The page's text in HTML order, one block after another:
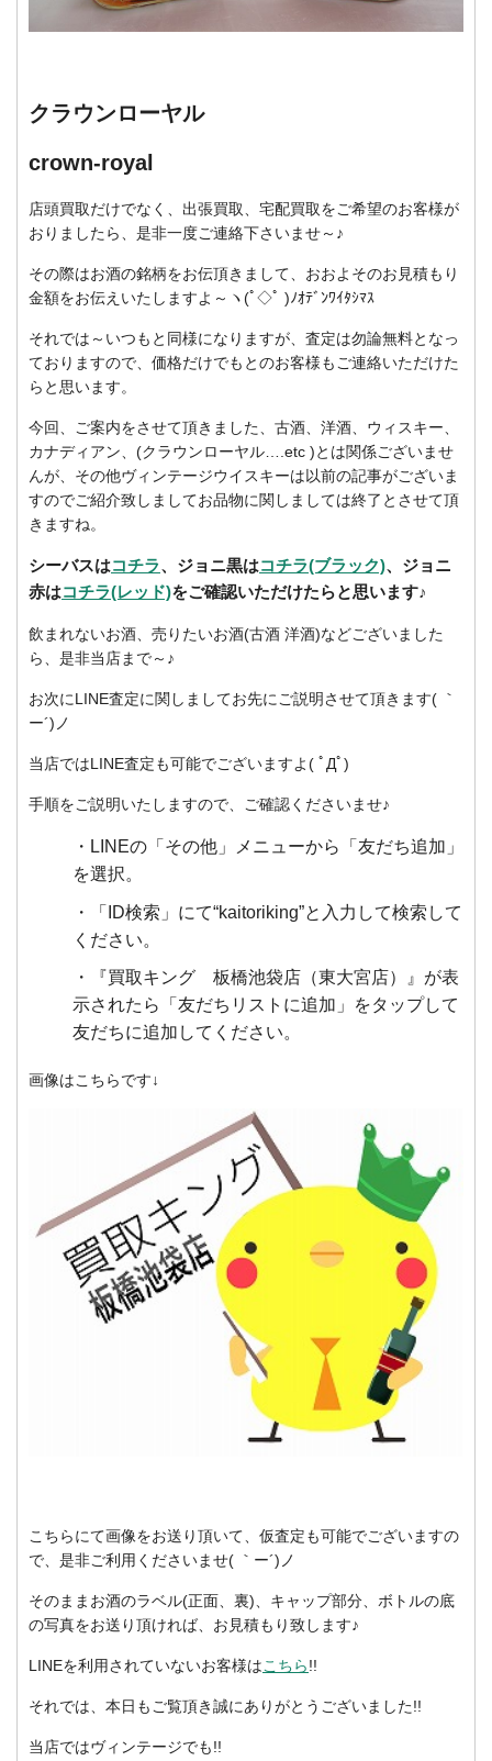
クラウンローヤル
crown-royal
店頭買取だけでなく、出張買取、宅配買取をご希望のお客様が
おりましたら、是非一度ご連絡下さいませ～♪
その際はお酒の銘柄をお伝頂きまして、おおよそのお見積もり
金額をお伝えいたしますよ～ヽ(ﾟ◇ﾟ )ﾉｵﾃﾞﾝﾜｲﾀｼﾏｽ
それでは～いつもと同様になりますが、査定は勿論無料となっ
ておりますので、価格だけでもとのお客様もご連絡いただけた
らと思います。
今回、ご案内をさせて頂きました、古酒、洋酒、ウィスキー、
カナディアン、(クラウンローヤル….etc )とは関係ございませ
んが、その他ヴィンテージウイスキーは以前の記事がございま
すのでご紹介致しましてお品物に関しましては終了とさせて頂
きますね。
シーバスはコチラ、ジョニ黒はコチラ(ブラック)、ジョニ
赤はコチラ(レッド)をご確認いただけたらと思います♪
飲まれないお酒、売りたいお酒(古酒 洋酒)などございました
ら、是非当店まで～♪
お次にLINE査定に関しましてお先にご説明させて頂きます( ｀
ー´)ノ
当店ではLINE査定も可能でございますよ( ﾟДﾟ)
手順をご説明いたしますので、ご確認くださいませ♪
LINEの「その他」メニューから「友だち追加」
を選択。
「ID検索」にて“kaitoriking”と入力して検索して
ください。
『買取キング 板橋池袋店（東大宮店）』が表
示されたら「友だちリストに追加」をタップして
友だちに追加してください。
画像はこちらです↓
こちらにて画像をお送り頂いて、仮査定も可能でございますの
で、是非ご利用くださいませ( ｀ー´)ノ
そのままお酒のラベル(正面、裏)、キャップ部分、ボトルの底
の写真をお送り頂ければ、お見積もり致します♪
LINEを利用されていないお客様はこちら!!
それでは、本日もご覧頂き誠にありがとうございました!!
当店ではヴィンテージでも!!